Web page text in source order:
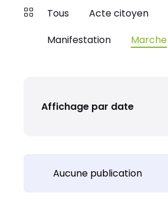
Tous Acte citoyen
Manifestation
Marche
Affichage par date
Aucune publication